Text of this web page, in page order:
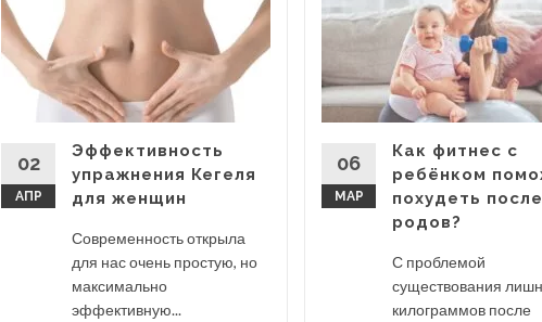
02
АПР
Эффективность
упражнения Кегеля
для женщин
Современность открыла
для нас очень простую, но
максимально
эффективную...
06
МАР
Как фитнес с
ребёнком
похудеть после
родов?
С проблемой
существования
килограммов после